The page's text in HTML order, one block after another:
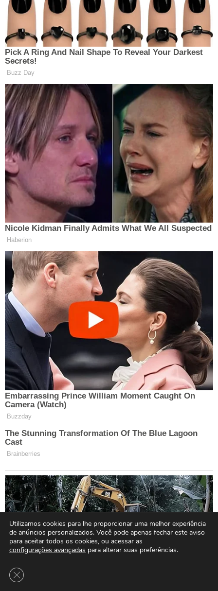
Utilizamos cookies para lhe proporcionar uma melhor experiência
de anúncios personalizados. Você pode apenas fechar este aviso
para aceitar todos os cookies, ou acessar as
configurações avançadas para alterar suas preferências.
Close GDPR Cookie Banner